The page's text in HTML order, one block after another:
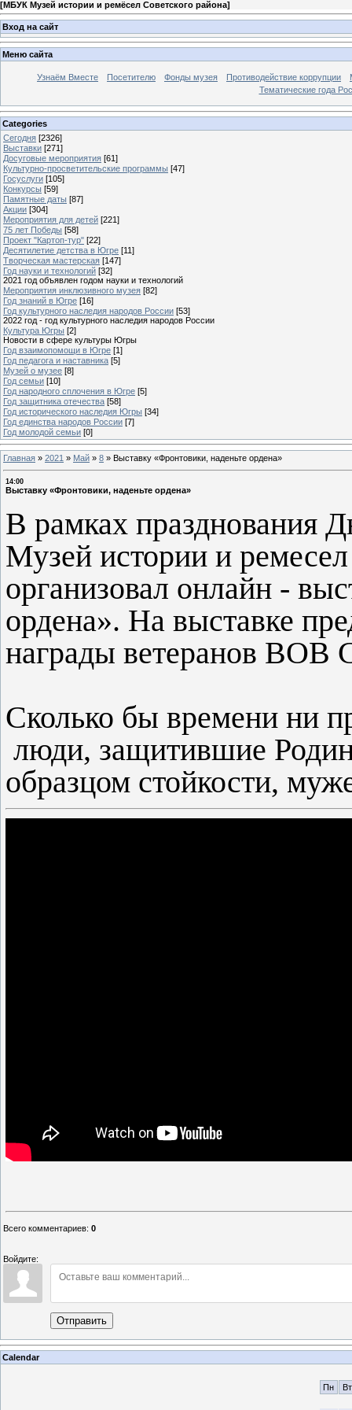
[МБУК Музей истории и ремёсел Советского района]
Вход на сайт
Меню сайта
Узнаём Вместе Посетителю Фонды музея Противодействие коррупции
Тематические года
Categories
Сегодня [2326]
Выставки [271]
Досуговые мероприятия [61]
Культурно-просветительские программы [47]
Госуслуги [105]
Конкурсы [59]
Памятные даты [87]
Акции [304]
Мероприятия для детей [221]
75 лет Победы [58]
Проект "Картоп-тур" [22]
Десятилетие детства в Югре [11]
Творческая мастерская [147]
Год науки и технологий [32]
2021 год объявлен годом науки и технологий
Мероприятия инклюзивного музея [82]
Год знаний в Югре [16]
Год культурного наследия народов России [53]
2022 год - год культурного наследия народов России
Культура Югры [2]
Новости в сфере культуры Югры
Год взаимопомощи в Югре [1]
Год педагога и наставника [5]
Музей о музее [8]
Год семьи [10]
Год народного сплочения в Югре [5]
Год защитника отечества [58]
Год исторического наследия Югры [34]
Год единства народов России [7]
Год молодой семьи [0]
Главная » 2021 » Май » 8 » Выставку «Фронтовики, наденьте ордена»
14:00
Выставку «Фронтовики, наденьте ордена»
В рамках
Музей истории и
организовал онлайн -
ордена». На выставке
награды ветеранов ВОВ
Сколько бы времени ни
люди, защитившие
образцом стойкости,
Всего комментариев: 0
Войдите:
Отправить
Calendar
Пн Вт